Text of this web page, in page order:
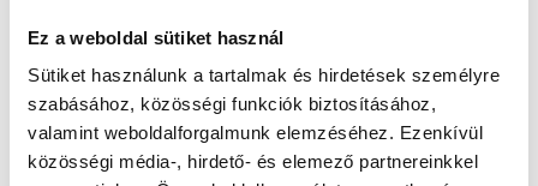
Ez a weboldal sütiket használ
Sütiket használunk a tartalmak és hirdetések személyre
szabásához, közösségi funkciók biztosításához,
valamint weboldalforgalmunk elemzéséhez. Ezenkívül
közösségi média-, hirdető- és elemező partnereinkkel
Legutóbbi bejegyzések
A közösségi média marketing és a Facebook
hirdetések alapjai